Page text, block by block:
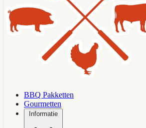
BBQ Pakketten
Gourmetten
Informatie